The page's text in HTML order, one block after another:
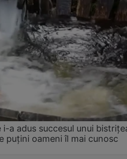
a adus succesul unui
puțini oameni îl mai cunosc